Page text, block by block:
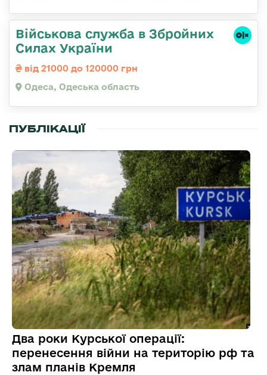
Військова служба в Збройних
Силах України
від 21000 до 120000 грн
Одеса, Одеська область
ПУБЛІКАЦІЇ
Два роки Курської операції:
перенесення війни на територію рф та
злам планів Кремля